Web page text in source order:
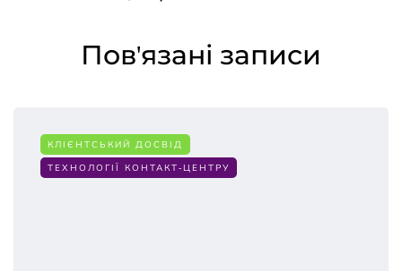
Пов'язані записи
КЛІЄНТСЬКИЙ ДОСВІД
ТЕХНОЛОГІЇ КОНТАКТ-ЦЕНТРУ